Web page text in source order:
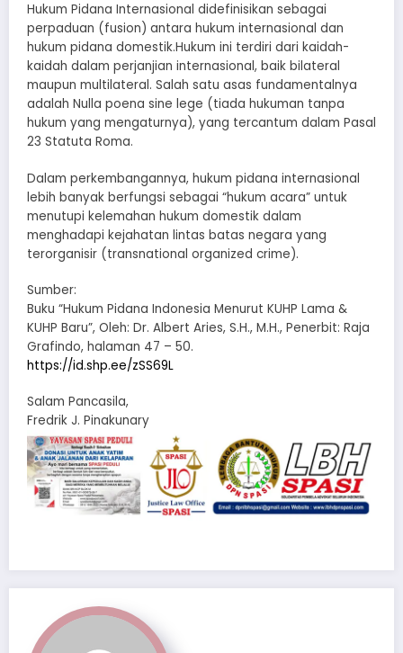
Hukum Pidana Internasional didefinisikan sebagai
perpaduan (fusion) antara hukum internasional dan
hukum pidana domestik.Hukum ini terdiri dari kaidah-
kaidah dalam perjanjian internasional, baik bilateral
maupun multilateral. Salah satu asas fundamentalnya
adalah Nulla poena sine lege (tiada hukuman tanpa
hukum yang mengaturnya), yang tercantum dalam Pasal
23 Statuta Roma.
Dalam perkembangannya, hukum pidana internasional
lebih banyak berfungsi sebagai “hukum acara” untuk
menutupi kelemahan hukum domestik dalam
menghadapi kejahatan lintas batas negara yang
terorganisir (transnational organized crime).
Sumber:
Buku “Hukum Pidana Indonesia Menurut KUHP Lama &
KUHP Baru”, Oleh: Dr. Albert Aries, S.H., M.H., Penerbit: Raja
Grafindo, halaman 47 – 50.
https://id.shp.ee/zSS69L
Salam Pancasila,
Fredrik J. Pinakunary